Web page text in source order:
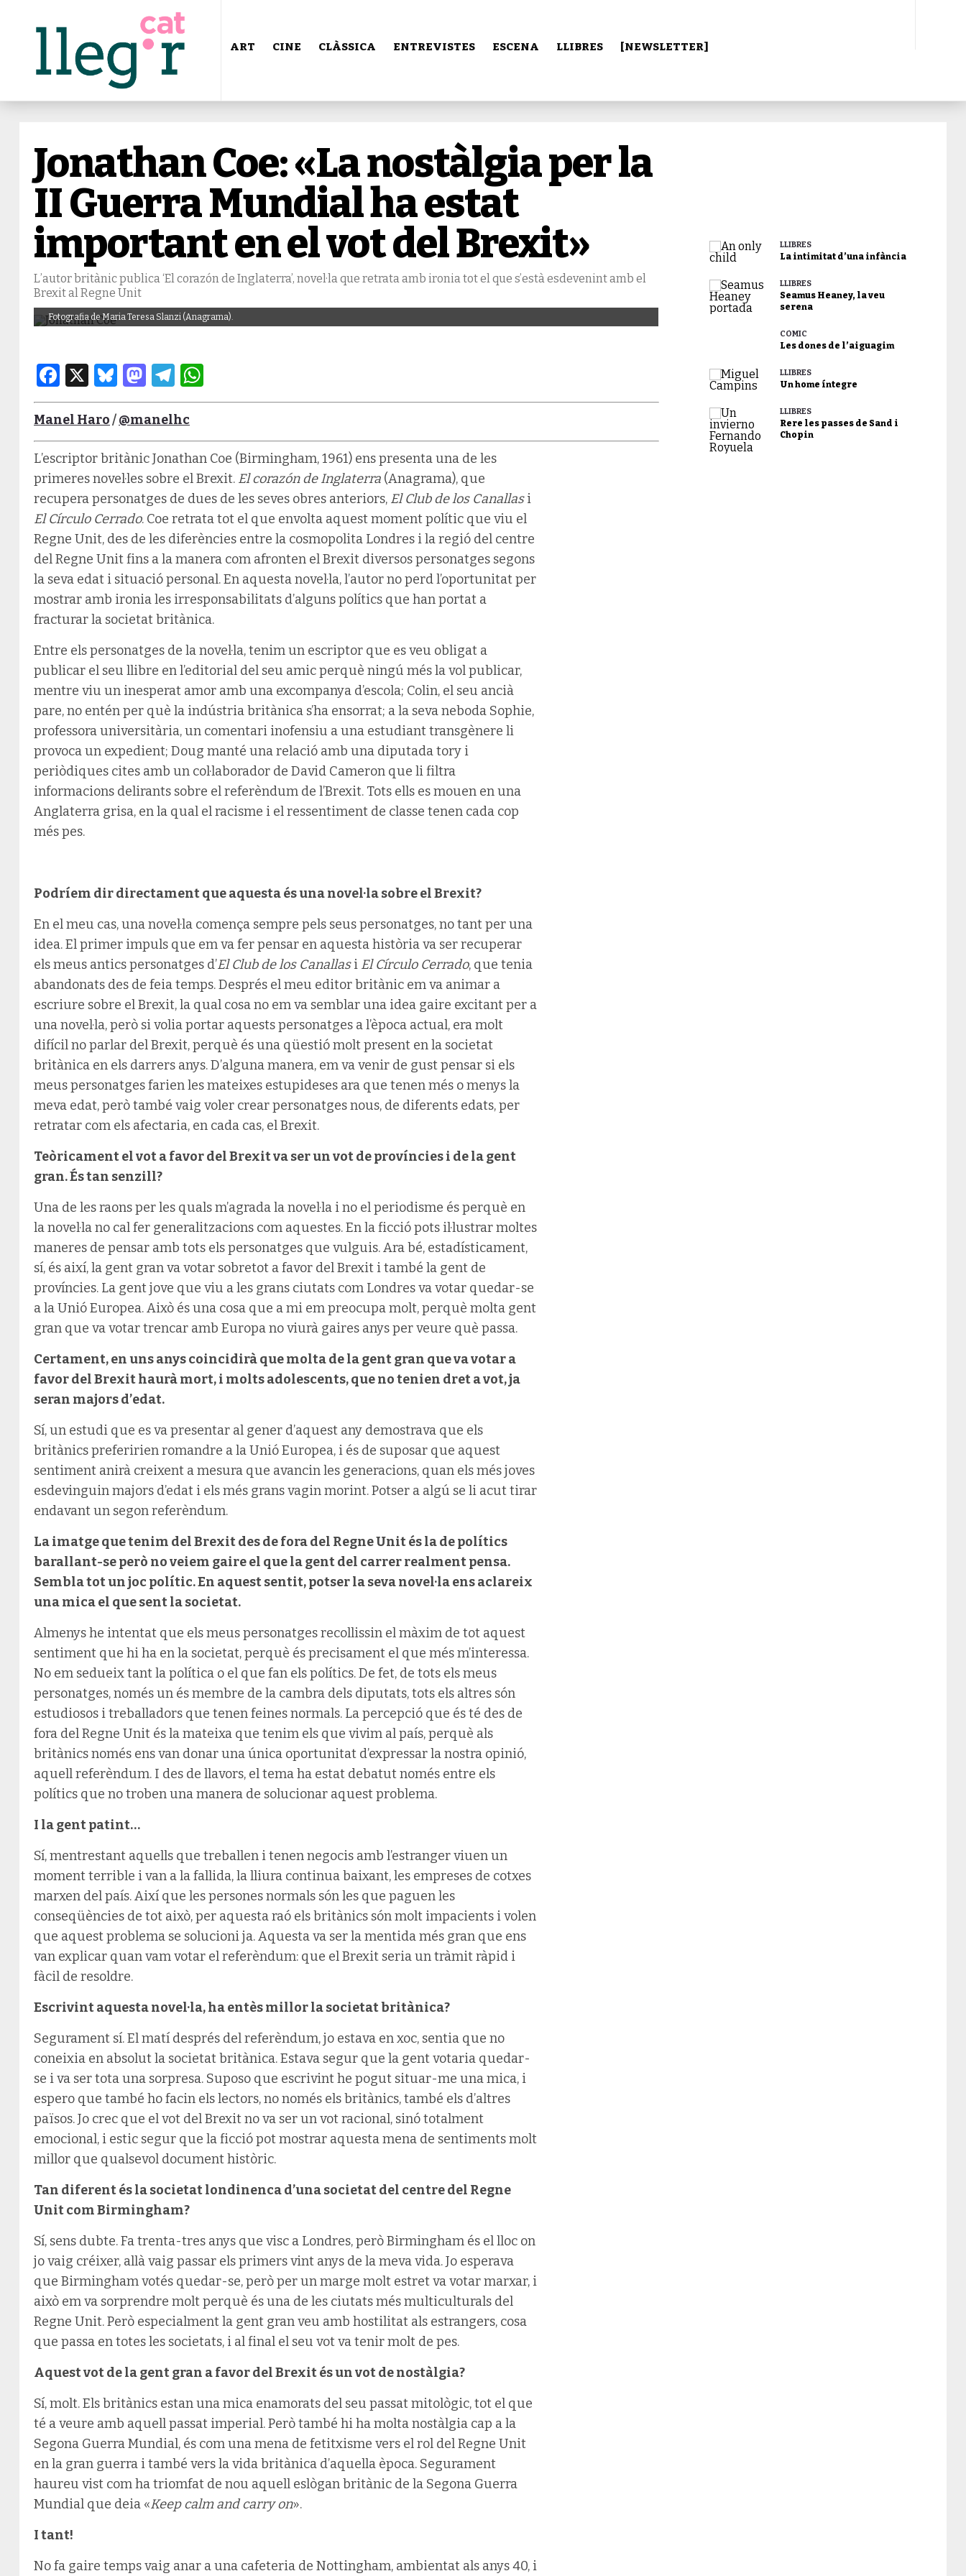
ART CINE CLÀSSICA ENTREVISTES ESCENA LLIBRES [NEWSLETTER]
Jonathan Coe: «La nostàlgia per la
II Guerra Mundial ha estat
important en el vot del Brexit»
L’autor britànic publica ‘El corazón de Inglaterra’, novel·la que retrata amb ironia tot el que s’està esdevenint amb el
Brexit al Regne Unit
Fotografia de Maria Teresa Slanzi (Anagrama).
Facebook
X Bluesky
Mastodon
Telegram
Manel Haro/@manelhc
L’escriptor britànic Jonathan Coe (Birmingham, 1961) ens presenta una de les
primeres novel·les sobre el Brexit. El corazón de Inglaterra (Anagrama), que
recupera personatges de dues de les seves obres anteriors, El Club de los Canallasi
El Círculo Cerrado. Coe retrata tot el que envolta aquest moment polític que viu el
Regne Unit, des de les diferències entre la cosmopolita Londres i la regió del centre
del Regne Unit fins a la manera com afronten el Brexit diversos personatges segons
la seva edat i situació personal. En aquesta novel·la, l’autor no perd l’oportunitat per
mostrar amb ironia les irresponsabilitats d’alguns polítics que han portat a
fracturar la societat britànica.
Entre els personatges de la novel·la, tenim un escriptor que es veu obligat a
publicar el seu llibre en l’editorial del seu amic perquè ningú més la vol publicar,
mentre viu un inesperat amor amb una excompanya d’escola; Colin, el seu ancià
pare, no entén per què la indústria britànica s’ha ensorrat; a la seva neboda Sophie,
professora universitària, un comentari inofensiu a una estudiant transgènere li
provoca un expedient; Doug manté una relació amb una diputada tory i
periòdiques cites amb un col·laborador de David Cameron que li filtra
informacions delirants sobre el referèndum de l’Brexit. Tots ells es mouen en una
Anglaterra grisa, en la qual el racisme i el ressentiment de classe tenen cada cop
més pes.
Podríem dir directament que aquesta és una novel·la sobre el Brexit?
En el meu cas, una novel·la comença sempre pels seus personatges, no tant per una
idea. El primer impuls que em va fer pensar en aquesta història va ser recuperar
els meus antics personatges d’El Club de los Canallasi El Círculo Cerrado, que tenia
abandonats des de feia temps. Després el meu editor britànic em va animar a
escriure sobre el Brexit, la qual cosa no em va semblar una idea gaire excitant per a
una novel·la, però si volia portar aquests personatges a l’època actual, era molt
difícil no parlar del Brexit, perquè és una qüestió molt present en la societat
britànica en els darrers anys. D’alguna manera, em va venir de gust pensar si els
meus personatges farien les mateixes estupideses ara que tenen més o menys la
meva edat, però també vaig voler crear personatges nous, de diferents edats, per
retratar com els afectaria, en cada cas, el Brexit.
Teòricament el vot a favor del Brexit va ser un vot de províncies i de la gent
gran. És tan senzill?
Una de les raons per les quals m’agrada la novel·la i no el periodisme és perquè en
la novel·la no cal fer generalitzacions com aquestes. En la ficció pots il·lustrar moltes
maneres de pensar amb tots els personatges que vulguis. Ara bé, estadísticament,
sí, és així, la gent gran va votar sobretot a favor del Brexit i també la gent de
províncies. La gent jove que viu a les grans ciutats com Londres va votar quedar-se
a la Unió Europea. Això és una cosa que a mi em preocupa molt, perquè molta gent
gran que va votar trencar amb Europa no viurà gaires anys per veure què passa.
Certament, en uns anys coincidirà que molta de la gent gran que va votar a
favor del Brexit haurà mort, i molts adolescents, que no tenien dret a vot, ja
seran majors d’edat.
Sí, un estudi que es va presentar al gener d’aquest any demostrava que els
britànics preferirien romandre a la Unió Europea, i és de suposar que aquest
sentiment anirà creixent a mesura que avancin les generacions, quan els més joves
esdevinguin majors d’edat i els més grans vagin morint. Potser a algú se li acut tirar
endavant un segon referèndum.
La imatge que tenim del Brexit des de fora del Regne Unit és la de polítics
barallant-se però no veiem gaire el que la gent del carrer realment pensa.
Sembla tot un joc polític. En aquest sentit, potser la seva novel·la ens aclareix
una mica el que sent la societat.
Almenys he intentat que els meus personatges recollissin el màxim de tot aquest
sentiment que hi ha en la societat, perquè és precisament el que més m’interessa.
No em sedueix tant la política o el que fan els polítics. De fet, de tots els meus
personatges, només un és membre de la cambra dels diputats, tots els altres són
estudiosos i treballadors que tenen feines normals. La percepció que és té des de
fora del Regne Unit és la mateixa que tenim els que vivim al país, perquè als
britànics només ens van donar una única oportunitat d’expressar la nostra opinió,
aquell referèndum. I des de llavors, el tema ha estat debatut només entre els
polítics que no troben una manera de solucionar aquest problema.
I la gent patint…
Sí, mentrestant aquells que treballen i tenen negocis amb l’estranger viuen un
moment terrible i van a la fallida, la lliura continua baixant, les empreses de cotxes
marxen del país. Així que les persones normals són les que paguen les
conseqüències de tot això, per aquesta raó els britànics són molt impacients i volen
que aquest problema se solucioni ja. Aquesta va ser la mentida més gran que ens
van explicar quan vam votar el referèndum: que el Brexit seria un tràmit ràpid i
fàcil de resoldre.
Escrivint aquesta novel·la, ha entès millor la societat britànica?
Segurament sí. El matí després del referèndum, jo estava en xoc, sentia que no
coneixia en absolut la societat britànica. Estava segur que la gent votaria quedar-
se i va ser tota una sorpresa. Suposo que escrivint he pogut situar-me una mica, i
espero que també ho facin els lectors, no només els britànics, també els d’altres
països. Jo crec que el vot del Brexit no va ser un vot racional, sinó totalment
emocional, i estic segur que la ficció pot mostrar aquesta mena de sentiments molt
millor que qualsevol document històric.
Tan diferent és la societat londinenca d’una societat del centre del Regne
Unit com Birmingham?
Sí, sens dubte. Fa trenta-tres anys que visc a Londres, però Birmingham és el lloc on
jo vaig créixer, allà vaig passar els primers vint anys de la meva vida. Jo esperava
que Birmingham votés quedar-se, però per un marge molt estret va votar marxar, i
això em va sorprendre molt perquè és una de les ciutats més multiculturals del
Regne Unit. Però especialment la gent gran veu amb hostilitat als estrangers, cosa
que passa en totes les societats, i al final el seu vot va tenir molt de pes.
Aquest vot de la gent gran a favor del Brexit és un vot de nostàlgia?
Sí, molt. Els britànics estan una mica enamorats del seu passat mitològic, tot el que
té a veure amb aquell passat imperial. Però també hi ha molta nostàlgia cap a la
Segona Guerra Mundial, és com una mena de fetitxisme vers el rol del Regne Unit
en la gran guerra i també vers la vida britànica d’aquella època. Segurament
haureu vist com ha triomfat de nou aquell eslògan britànic de la Segona Guerra
Mundial que deia «Keep calm and carry on».
I tant!
No fa gaire temps vaig anar a una cafeteria de Nottingham, ambientat als anys 40, i
LLIBRES
La intimitat d’una infància
LLIBRES
Seamus Heaney, la veu
serena
CÒMIC
Les dones de l’aiguagim
LLIBRES
Un home íntegre
LLIBRES
Rere les passes de Sand i
Chopin